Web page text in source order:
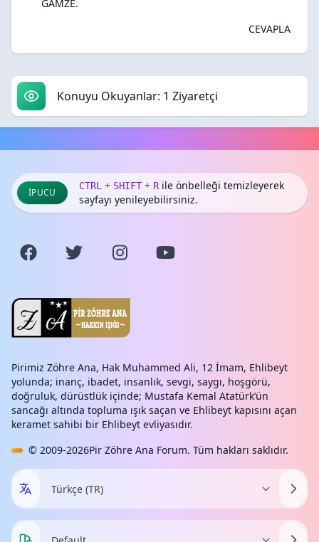
GAMZE.
CEVAPLA
Konuyu Okuyanlar: 1 Ziyaretçi
İPUCU
CTRL + SHIFT + Rile önbelleği temizleyerek
sayfayı yenileyebilirsiniz.
Pirimiz Zöhre Ana, Hak Muhammed Ali, 12 İmam, Ehlibeyt
yolunda; inanç, ibadet, insanlık, sevgi, saygı, hoşgörü,
doğruluk, dürüstlük içinde; Mustafa Kemal Atatürk’ün
sancağı altında topluma ışık saçan ve Ehlibeyt kapısını açan
keramet sahibi bir Ehlibeyt evliyasıdır.
© 2009-2026Pir Zöhre Ana Forum. Tüm hakları saklıdır.